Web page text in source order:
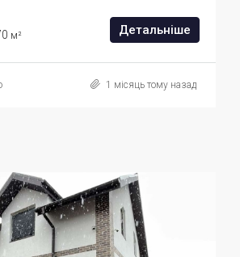
м² Детальніше
1 місяць тому назад